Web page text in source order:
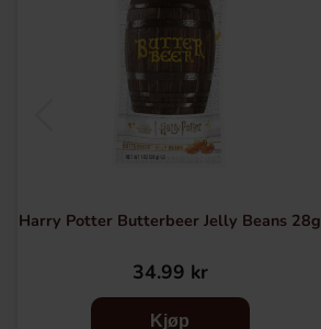
Harry Potter Butterbeer Jelly Beans 28g
34.99 kr
Kjøp